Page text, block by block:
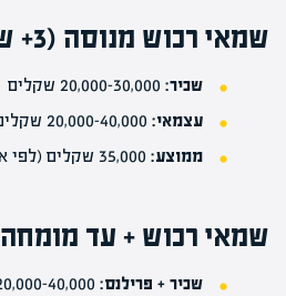
שמאי רכוש מנוסה (3+ שנים)
שכיר:
עצמאי:
ממוצע:
שמאי רכוש + עד מומחה
שכיר + פרילנס: